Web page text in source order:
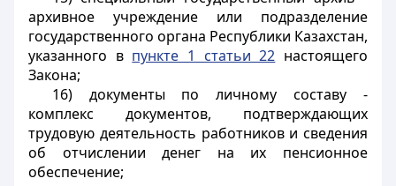
архивное учреждение или подразделение
государственного органа Республики Казахстан,
указанного в пункте 1 статьи 22 настоящего
Закона;
16) документы по личному составу -
комплекс документов, подтверждающих
трудовую деятельность работников и сведения
об отчислении денег на их пенсионное
обеспечение;